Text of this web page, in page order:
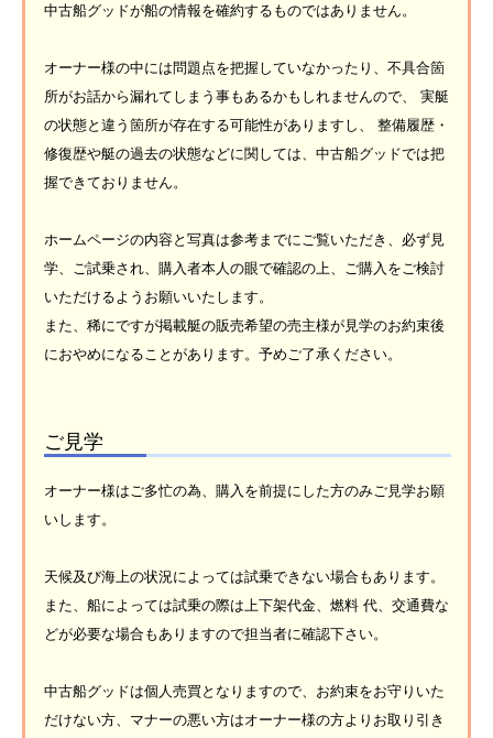
中古船グッドが船の情報を確約するものではありません。
オーナー様の中には問題点を把握していなかったり、不具合箇
所がお話から漏れてしまう事もあるかもしれませんので、 実艇
の状態と違う箇所が存在する可能性がありますし、 整備履歴・
修復歴や艇の過去の状態などに関しては、中古船グッドでは把
握できておりません。
ホームページの内容と写真は参考までにご覧いただき、必ず見
学、ご試乗され、購入者本人の眼で確認の上、ご購入をご検討
いただけるようお願いいたします。
また、稀にですが掲載艇の販売希望の売主様が見学のお約束後
におやめになることがあります。予めご了承ください。
ご見学
オーナー様はご多忙の為、購入を前提にした方のみご見学お願
いします。
天候及び海上の状況によっては試乗できない場合もあります。
また、船によっては試乗の際は上下架代金、燃料 代、交通費な
どが必要な場合もありますので担当者に確認下さい。
中古船グッドは個人売買となりますので、お約束をお守りいた
だけない方、マナーの悪い方はオーナー様の方よりお取り引き